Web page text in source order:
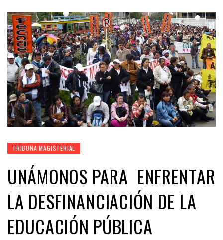
TRIBUNA MAGISTERIAL
UNÁMONOS PARA ENFRENTAR
LA DESFINANCIACIÓN DE LA
EDUCACIÓN PÚBLICA